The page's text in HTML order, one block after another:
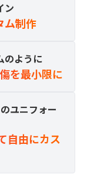
ン
ム制作
のように
を最小限に
ユニフォー
自由にカス